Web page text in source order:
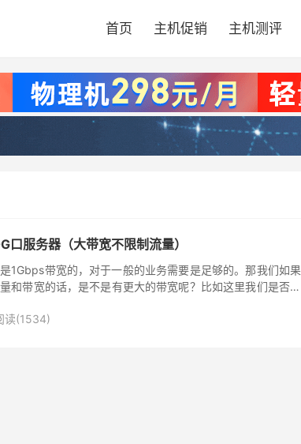
首页 主机促销 主机测评
服务器（大带宽不限制流量）
1Gbps带宽的，对于一般的业务需要是足够的。那我们如果
和带宽的话，是不是有更大的带宽呢？比如这里我们是否有
读(1534)